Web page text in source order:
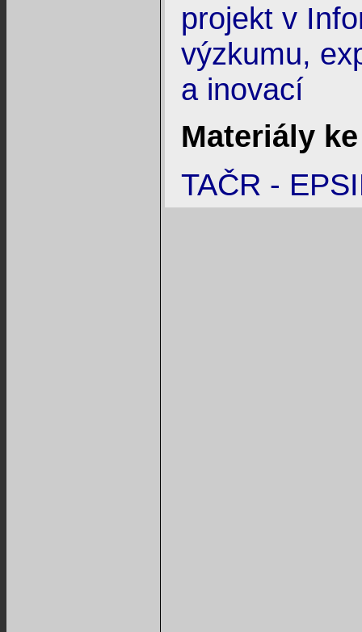
projekt v
výzkumu,
a inovací
Materiály
TAČR -